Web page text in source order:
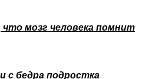
что мозг человека помнит
с бедра подростка